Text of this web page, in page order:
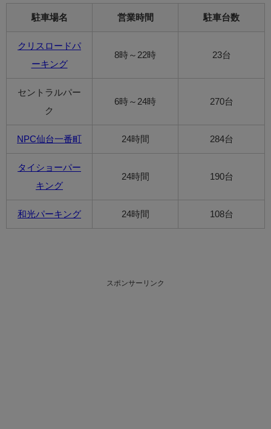
駐車場名 営業時間 駐車台数
クリスロードパ
ーキング
8時～22時 23台
セントラルパー
ク
6時～24時 270台
NPC仙台一番町 24時間 284台
タイショーパー
キング
24時間 190台
和光パーキング 24時間 108台
スポンサーリンク